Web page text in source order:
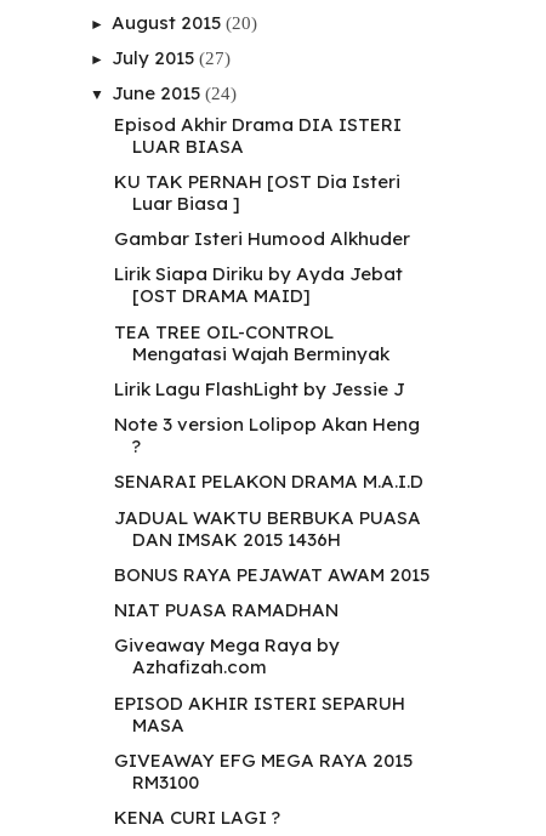
► August 2015 (20)
► July 2015 (27)
▼ June 2015 (24)
Episod Akhir Drama DIA ISTERI
LUAR BIASA
KU TAK PERNAH [OST Dia Isteri
Luar Biasa ]
Gambar Isteri Humood Alkhuder
Lirik Siapa Diriku by Ayda Jebat
[OST DRAMA MAID]
TEA TREE OIL-CONTROL
Mengatasi Wajah Berminyak
Lirik Lagu FlashLight by Jessie J
Note 3 version Lolipop Akan Heng
?
SENARAI PELAKON DRAMA M.A.I.D
JADUAL WAKTU BERBUKA PUASA
DAN IMSAK 2015 1436H
BONUS RAYA PEJAWAT AWAM 2015
NIAT PUASA RAMADHAN
Giveaway Mega Raya by
Azhafizah.com
EPISOD AKHIR ISTERI SEPARUH
MASA
GIVEAWAY EFG MEGA RAYA 2015
RM3100
KENA CURI LAGI ?